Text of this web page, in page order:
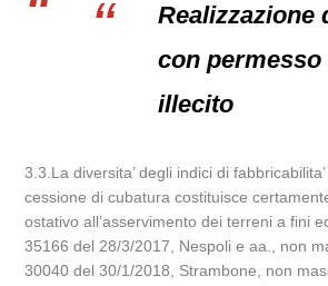
Realizzazione
con
illecito
3.3.La diversita’ degli indici di
cessione di cubatura costituisce
ostativo all’asservimento dei terreni a fini
35166 del 28/3/2017, Nespoli e aa., non
30040 del 30/1/2018, Strambone, non